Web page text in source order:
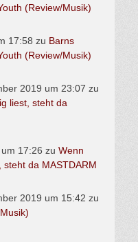
(Review/Musik)
17:58 zu Barns
(Review/Musik)
2019 um 23:07 zu
liest, steht da
17:26 zu Wenn
steht da MASTDARM
2019 um 15:42 zu